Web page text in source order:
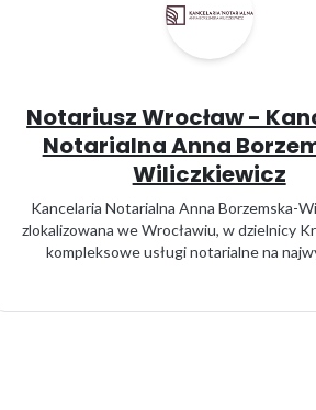
Notariusz Wrocław -
Notarialna Anna
Wiliczkiewicz
Kancelaria Notarialna Anna Borzemska-
zlokalizowana we Wrocławiu, w dzielnicy
kompleksowe usługi notarialne na